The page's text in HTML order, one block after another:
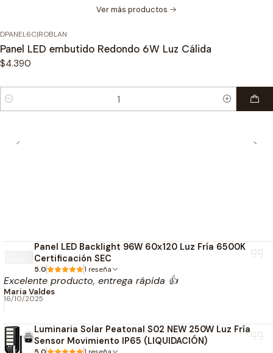
Características principales
Producto en liquidación.
Últimas unidades disponibles.
Marca ROBLAN.
Potencia:6W.
420 lm
Beneficios
Iluminación uniforme y confortable.
Excelente eficiencia energética.
Diseño moderno y elegante.
Bajo consumo eléctrico.
Fácil instalación.
Ver más productos
DPANEL6C|ROBLAN
Panel LED embutido Redondo 6W Luz Cálida
$4.390
Cantidad
Panel LED Backlight 96W 60x120 Luz Fría 6500K
Certificación SEC
5.0 1 reseña
Excelente producto, entrega rápida 👍
Maria Valdes
16/10/2025
Luminaria Solar Peatonal S02 NEW 250W Luz Fría
Sensor Movimiento IP65 (LIQUIDACIÓN)